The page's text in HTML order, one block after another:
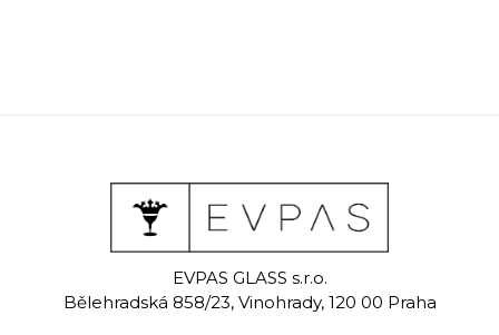
šampaňské
Tender
Ručně malovaná
sklenice na šampaňské
sklenice na
EVPAS GLASS s.r.o.
Bělehradská 858/23, Vinohrady, 120 00 Praha